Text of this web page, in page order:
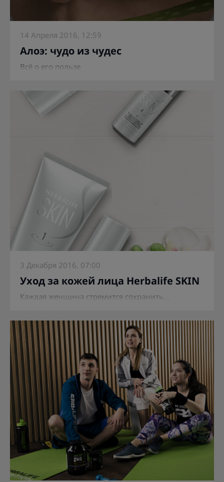
14 Апреля 2016, 12:59
Алоэ: чудо из чудес
Всё о его пользе
3 Декабря 2016, 07:00
Уход за кожей лица Herbalife SKIN
Каждая женщина стремится сохранить...